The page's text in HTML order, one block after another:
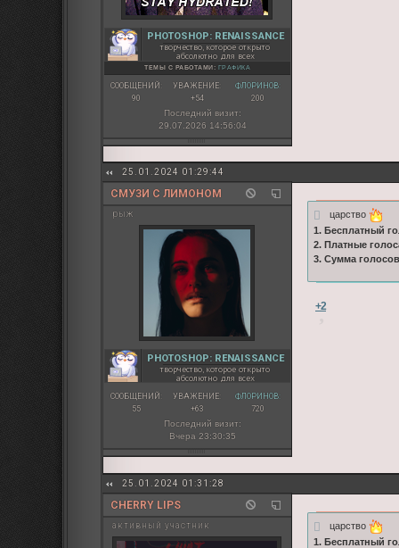
PHOTOSHOP: RENAISSANCE
творчество, которое открыто
абсолютно для всех
ТЕМЫ С РАБОТАМИ: ГРАФИКА
СООБЩЕНИЙ:
90
УВАЖЕНИЕ:
+54
ФЛОРИНОВ:
200
Последний визит:
29.07.2026 14:56:04
25.01.2024 01:29:44
СМУЗИ С ЛИМОНОМ
рыж
PHOTOSHOP: RENAISSANCE
творчество, которое открыто
абсолютно для всех
СООБЩЕНИЙ:
55
УВАЖЕНИЕ:
+63
ФЛОРИНОВ:
720
Последний визит:
Вчера 23:30:35
царство
1. Бесплатный
2. Платные
3. Сумма
+2
25.01.2024 01:31:28
CHERRY LIPS
активный участник
царство
1. Бесплатный